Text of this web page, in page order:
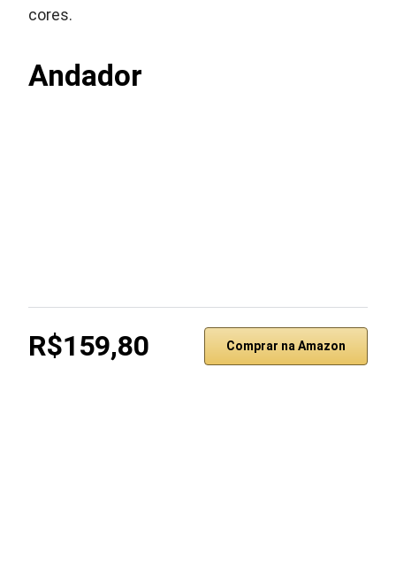
cores.
Andador
R$159,80 Comprar na Amazon